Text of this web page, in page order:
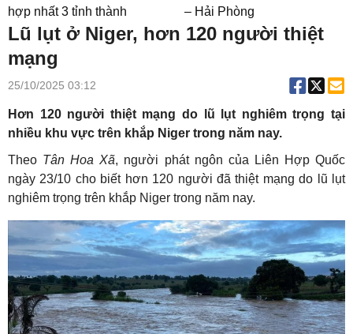
hợp nhất 3 tỉnh thành
– Hải Phòng
Lũ lụt ở Niger, hơn 120 người thiệt
mạng
25/10/2025 03:12
Hơn 120 người thiệt mạng do lũ lụt nghiêm trọng tại
nhiều khu vực trên khắp Niger trong năm nay.
Theo Tân Hoa Xã, người phát ngôn của Liên Hợp Quốc
ngày 23/10 cho biết hơn 120 người đã thiệt mạng do lũ lụt
nghiêm trọng trên khắp Niger trong năm nay.